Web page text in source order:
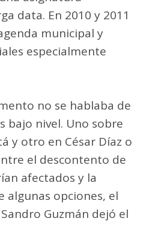
data. En 2010 y 2011
municipal y
especialmente
no se hablaba de
bajo nivel. Uno sobre
y otro en César Díaz o
el descontento de
afectados y la
algunas opciones, el
Guzmán dejó el